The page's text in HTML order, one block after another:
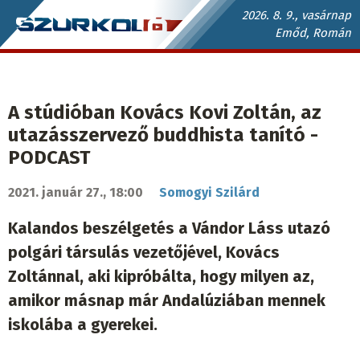
Ugrás
a
2026. 8. 9., vasárnap
Emőd, Román
Szurkoló.sk
A stúdióban Kovács Kovi Zoltán, az
utazásszervező buddhista tanító -
PODCAST
2021. január 27., 18:00 Somogyi Szilárd
Kalandos beszélgetés a Vándor Láss utazó
polgári társulás vezetőjével, Kovács
Zoltánnal, aki kipróbálta, hogy milyen az,
amikor másnap már Andalúziában mennek
iskolába a gyerekei.